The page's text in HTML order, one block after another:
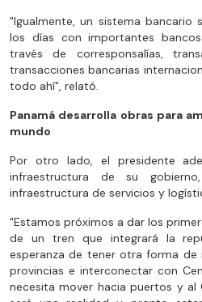
"Igualmente, un sistema
los días con importantes
través de corresponsalías,
transacciones bancarias
todo ahí", relató.
Panamá desarrolla obras para
mundo
Por otro lado, el presidente
infraestructura de su
infraestructura de servicios y
"Estamos próximos a dar los
de un tren que integrará la
esperanza de tener otra forma de
provincias e interconectar con
necesita mover hacia puertos y al